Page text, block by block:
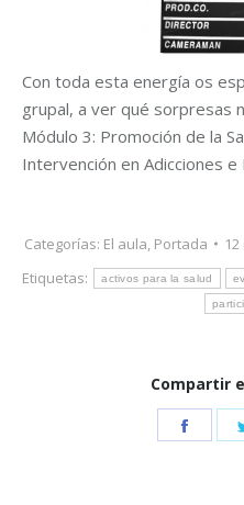
Con toda esta energía os
grupal, a ver qué sorpresas
Módulo 3: Promoción de la
Intervención en Adicciones e
Categorías: El aula, Portada
Etiquetas:
activos para la salud
Compartir
Share